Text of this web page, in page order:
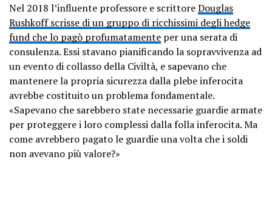
Nel 2018 l’influente professore e scrittoreDouglas
Rushkoff scrisse di un gruppo di ricchissimi degli hedge
fund che lo pagò profumatamente per una serata di
consulenza. Essi stavano pianificando la sopravvivenza ad
un evento di collasso della Civiltà, e sapevano che
mantenere la propria sicurezza dalla plebe inferocita
avrebbe costituito un problema fondamentale.
«Sapevano che sarebbero state necessarie guardie armate
per proteggere i loro complessi dalla folla inferocita. Ma
come avrebbero pagato le guardie una volta che i soldi
non avevano più valore?»